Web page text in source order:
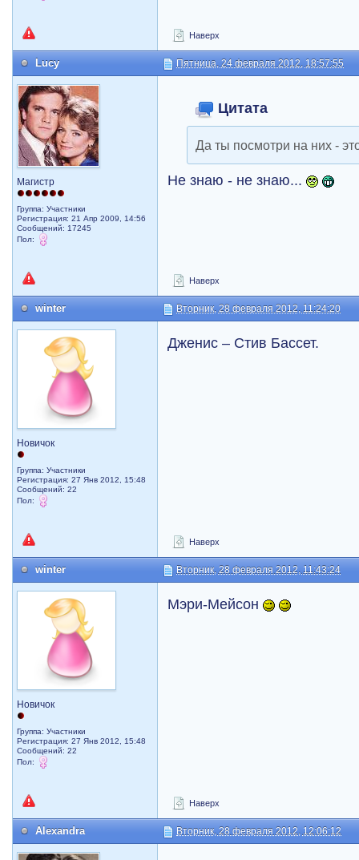
Наверх
Lucy Пятница, 24 февраля 2012, 18:57:55
Магистр
Группа: Участники
Регистрация: 21 Апр 2009, 14:56
Сообщений: 17245
Пол:
Цитата
Да ты посмотри на них -
Не знаю - не знаю...
Наверх
winter Вторник, 28 февраля 2012, 11:24:20
Новичок
Группа: Участники
Регистрация: 27 Янв 2012, 15:48
Сообщений: 22
Пол:
Дженис – Стив Бассет.
Наверх
winter Вторник, 28 февраля 2012, 11:43:24
Новичок
Группа: Участники
Регистрация: 27 Янв 2012, 15:48
Сообщений: 22
Пол:
Мэри-Мейсон
Наверх
Alexandra Вторник, 28 февраля 2012, 12:06:12